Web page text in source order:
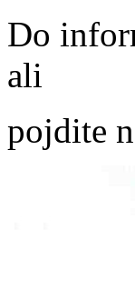
Do
ali
pojdite